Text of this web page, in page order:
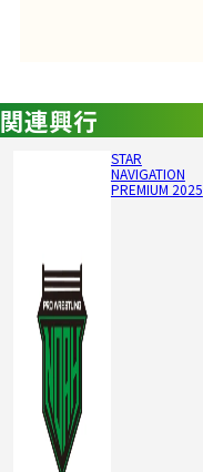
関連興行
STAR
NAVIGATION
PREMIUM 2025